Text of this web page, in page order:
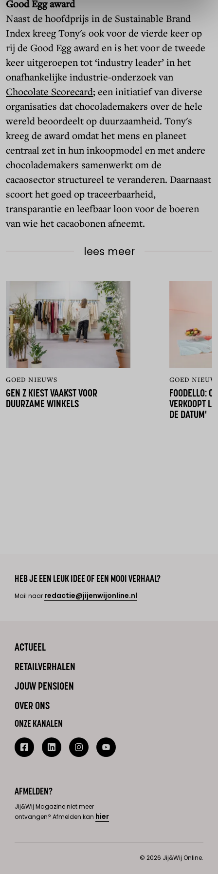
Good Egg award
Naast de hoofdprijs in de Sustainable Brand
Index kreeg Tony's ook voor de vierde keer op
rij de Good Egg award en is het voor de tweede
keer uitgeroepen tot ‘industry leader’ in het
onafhankelijke industrie-onderzoek van
Chocolate Scorecard; een initiatief van diverse
organisaties dat chocolademakers over de hele
wereld beoordeelt op duurzaamheid. Tony's
kreeg de award omdat het mens en planeet
centraal zet in hun inkoopmodel en met andere
chocolademakers samenwerkt om de
cacaosector structureel te veranderen. Daarnaast
scoort het goed op traceerbaarheid,
transparantie en leefbaar loon voor de boeren
van wie het cacaobonen afneemt.
lees meer
GOED NIEUWS
GEN Z KIEST VAAKST VOOR
DUURZAME WINKELS
GOED
FOODELLO:
VERKOOPT
DE DATUM'
HEB JE EEN LEUK IDEE OF EEN MOOI VERHAAL?
Mail naar redactie@jijenwijonline.nl
ACTUEEL
RETAILVERHALEN
JOUW PENSIOEN
OVER ONS
ONZE KANALEN
AFMELDEN?
Jij&Wij Magazine niet meer
ontvangen? Afmelden kan hier
© 2026 Jij&Wij Online.